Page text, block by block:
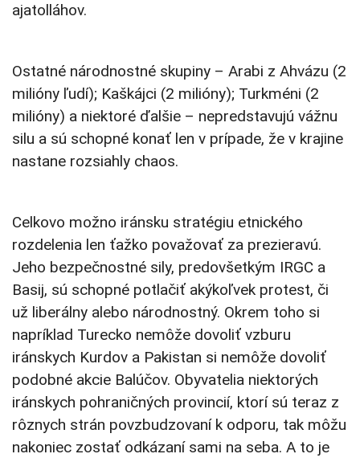
ajatolláhov.
Ostatné národnostné skupiny – Arabi z Ahvázu (2
milióny ľudí); Kaškájci (2 milióny); Turkméni (2
milióny) a niektoré ďalšie – nepredstavujú vážnu
silu a sú schopné konať len v prípade, že v krajine
nastane rozsiahly chaos.
Celkovo možno iránsku stratégiu etnického
rozdelenia len ťažko považovať za prezieravú.
Jeho bezpečnostné sily, predovšetkým IRGC a
Basij, sú schopné potlačiť akýkoľvek protest, či
už liberálny alebo národnostný. Okrem toho si
napríklad Turecko nemôže dovoliť vzburu
iránskych Kurdov a Pakistan si nemôže dovoliť
podobné akcie Balúčov. Obyvatelia niektorých
iránskych pohraničných provincií, ktorí sú teraz z
rôznych strán povzbudzovaní k odporu, tak môžu
nakoniec zostať odkázaní sami na seba. A to je